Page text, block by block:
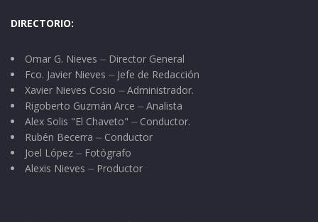
DIRECTORIO:
Omar G. Nieves ⏤ Director General
Fco. Javier Nieves ⏤ Jefe de Redacción
Xavier Nieves Cosio ⏤ Administrador.
Rigoberto Guzmán Arce ⏤ Analista
Alex Solis "El Chaveto" ⏤ Conductor.
Rubén Becerra ⏤ Conductor
Joel López ⏤ Fotógrafo
Alexis Nieves ⏤ Productor